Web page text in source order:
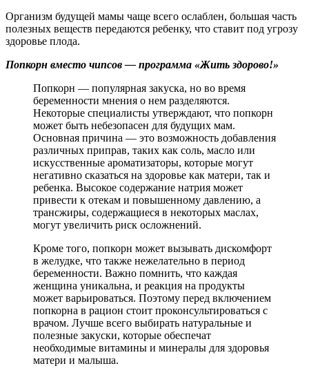
Организм будущей мамы чаще всего ослаблен, большая часть
полезных веществ передаются ребенку, что ставит под угрозу
здоровье плода.
Попкорн вместо чипсов — программа «Жить здорово!»
Попкорн — популярная закуска, но во время
беременности мнения о нем разделяются.
Некоторые специалисты утверждают, что попкорн
может быть небезопасен для будущих мам.
Основная причина — это возможность добавления
различных приправ, таких как соль, масло или
искусственные ароматизаторы, которые могут
негативно сказаться на здоровье как матери, так и
ребенка. Высокое содержание натрия может
привести к отекам и повышенному давлению, а
трансжиры, содержащиеся в некоторых маслах,
могут увеличить риск осложнений.
Кроме того, попкорн может вызывать дискомфорт
в желудке, что также нежелательно в период
беременности. Важно помнить, что каждая
женщина уникальна, и реакция на продукты
может варьироваться. Поэтому перед включением
попкорна в рацион стоит проконсультироваться с
врачом. Лучше всего выбирать натуральные и
полезные закуски, которые обеспечат
необходимые витамины и минералы для здоровья
матери и малыша.